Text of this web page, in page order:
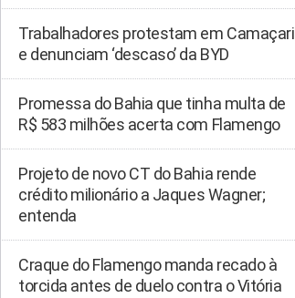
Trabalhadores protestam em Camaçari
e denunciam ‘descaso’ da BYD
Promessa do Bahia que tinha multa de
R$ 583 milhões acerta com Flamengo
Projeto de novo CT do Bahia rende
crédito milionário a Jaques Wagner;
entenda
Craque do Flamengo manda recado à
torcida antes de duelo contra o Vitória